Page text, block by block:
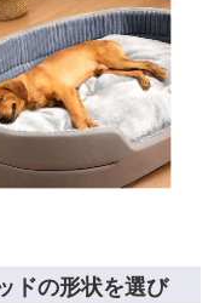
ドの形状を選び